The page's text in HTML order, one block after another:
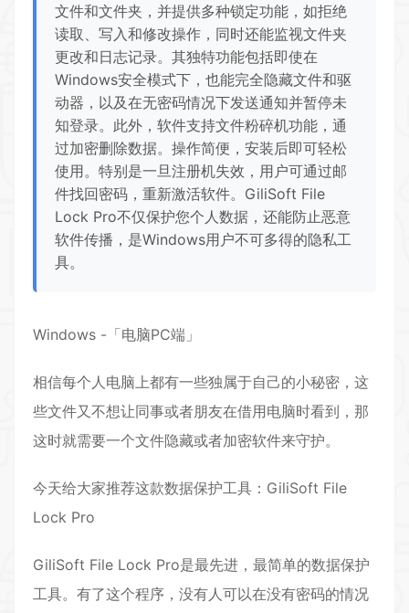
文件和文件夹，并提供多种锁定功能，如拒绝
读取、写入和修改操作，同时还能监视文件夹
更改和日志记录。其独特功能包括即使在
Windows安全模式下，也能完全隐藏文件和驱
动器，以及在无密码情况下发送通知并暂停未
知登录。此外，软件支持文件粉碎机功能，通
过加密删除数据。操作简便，安装后即可轻松
使用。特别是一旦注册机失效，用户可通过邮
件找回密码，重新激活软件。GiliSoft File
Lock Pro不仅保护您个人数据，还能防止恶意
软件传播，是Windows用户不可多得的隐私工
具。
Windows -「电脑PC端」
相信每个人电脑上都有一些独属于自己的小秘密，这
些文件又不想让同事或者朋友在借用电脑时看到，那
这时就需要一个文件隐藏或者加密软件来守护。
今天给大家推荐这款数据保护工具：GiliSoft File
Lock Pro
GiliSoft File Lock Pro是最先进，最简单的数据保护
工具。有了这个程序，没有人可以在没有密码的情况